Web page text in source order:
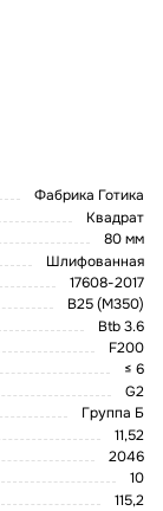
Фабрика Готика
Квадрат
80 мм
Шлифованная
17608-2017
В25 (М350)
Btb 3.6
F200
≤ 6
G2
Группа Б
11,52
2046
10
115,2